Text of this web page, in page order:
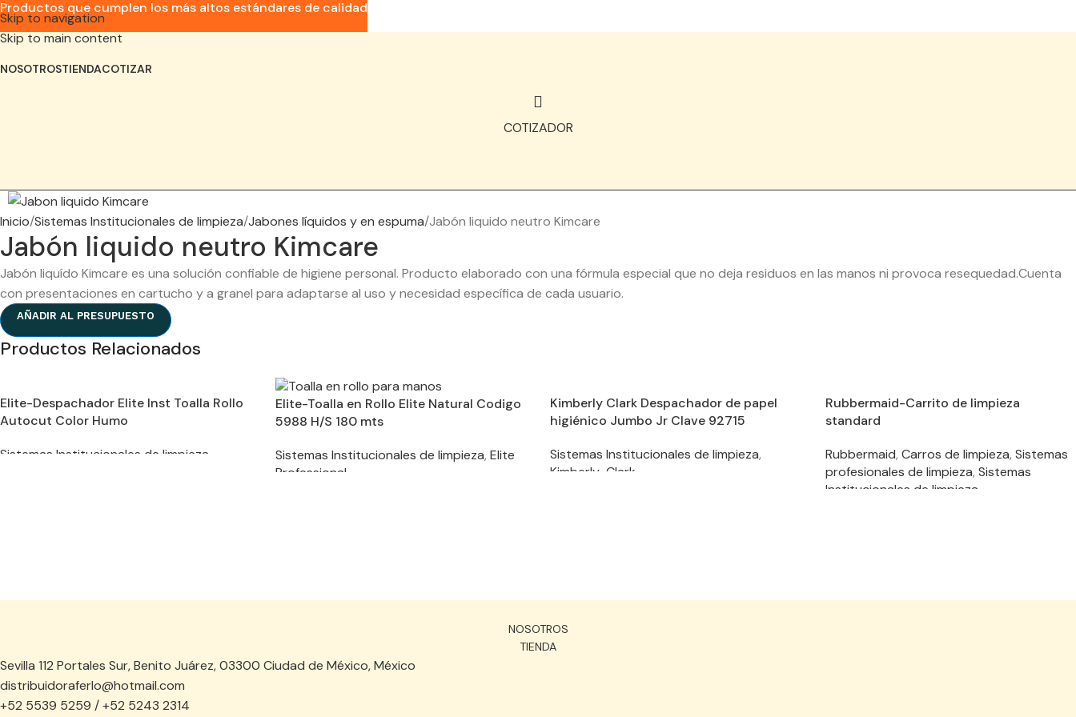
Skip to navigation
Skip to main content
NOSOTROSTIENDACOTIZAR
COTIZADOR
Inicio Sistemas Institucionales de limpieza Jabones líquidos y en espuma Jabón liquido neutro Kimcare
Jabón liquido neutro Kimcare
Jabón liquído Kimcare es una solución confiable de higiene personal. Producto elaborado con una fórmula especial que no deja residuos en las manos ni provoca resequedad.Cuenta
con presentaciones en cartucho y a granel para adaptarse al uso y necesidad específica de cada usuario.
AÑADIR AL PRESUPUESTO
Productos Relacionados
Elite-Despachador Elite Inst Toalla Rollo
Autocut Color Humo
Sistemas Institucionales de limpieza
Elite-Toalla en Rollo Elite Natural Codigo
5988 H/S 180 mts
Sistemas Institucionales de limpieza, Elite
Professional
Kimberly Clark Despachador de papel
higiénico Jumbo Jr Clave 92715
Sistemas Institucionales de limpieza,
Kimberly-Clark
Rubbermaid-Carrito de limpieza
standard
Rubbermaid, Carros de limpieza, Sistemas
profesionales de limpieza, Sistemas
Institucionales de limpieza
NOSOTROS
TIENDA
Sevilla 112 Portales Sur, Benito Juárez, 03300 Ciudad de México, México
distribuidoraferlo@hotmail.com
+52 5539 5259 / +52 5243 2314
Productos que cumplen los más altos estándares de calidad